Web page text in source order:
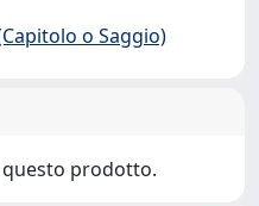
o Saggio)
questo prodotto.